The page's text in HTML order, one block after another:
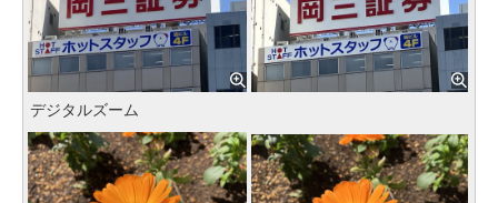
デジタルズーム